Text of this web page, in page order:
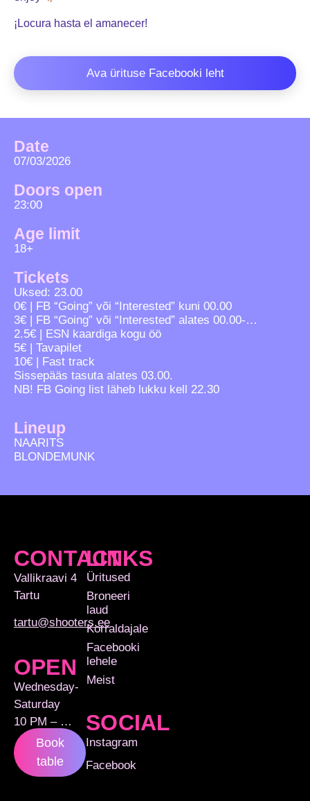
¡Locura hasta el amanecer!
Ava ürituse Facebooki leht
Date
07/03/2026
Doors open
23:00
Age limit
18+
Tickets
Uksed: 23.00
0€ | FB “Going” või “Interested” kuni 00.00
3€ | FB “Going” või “Interested” alates 00.00-…
2.5€ | ESN kaardiga kogu öö
5€ | Tavapilet
10€ | Fast track
Sissepääs tasuta alates 03.00.
NB! FB Going list läheb lukku kell 22.30
Lineup
NAARITS
BLONDEMUNK
CONTACT
Vallikraavi 4
Tartu
tartu@shooters.ee
OPEN
Wednesday-
Saturday
10 PM – …
Book
table
LINKS
Üritused
Broneeri
laud
Korraldajale
Facebooki
lehele
Meist
SOCIAL
Instagram
Facebook